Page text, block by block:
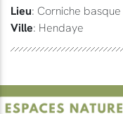
Lieu: Corniche basque
Ville: Hendaye